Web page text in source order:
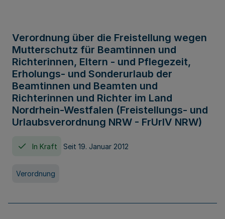
Verordnung über die Freistellung wegen
Mutterschutz für Beamtinnen und
Richterinnen, Eltern - und Pflegezeit,
Erholungs- und Sonderurlaub der
Beamtinnen und Beamten und
Richterinnen und Richter im Land
Nordrhein-Westfalen (Freistellungs- und
Urlaubsverordnung NRW - FrUrlV NRW)
In Kraft Seit 19. Januar 2012
Verordnung